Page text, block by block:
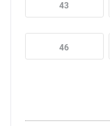
43
46